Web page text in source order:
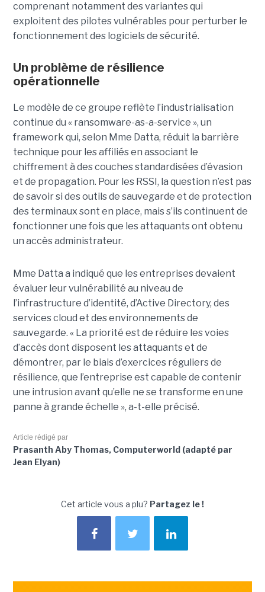
comprenant notamment des variantes qui
exploitent des pilotes vulnérables pour perturber le
fonctionnement des logiciels de sécurité.
Un problème de résilience
opérationnelle
Le modèle de ce groupe reflète l’industrialisation
continue du « ransomware-as-a-service », un
framework qui, selon Mme Datta, réduit la barrière
technique pour les affiliés en associant le
chiffrement à des couches standardisées d’évasion
et de propagation. Pour les RSSI, la question n’est pas
de savoir si des outils de sauvegarde et de protection
des terminaux sont en place, mais s’ils continuent de
fonctionner une fois que les attaquants ont obtenu
un accès administrateur.
Mme Datta a indiqué que les entreprises devaient
évaluer leur vulnérabilité au niveau de
l’infrastructure d’identité, d’Active Directory, des
services cloud et des environnements de
sauvegarde. « La priorité est de réduire les voies
d’accès dont disposent les attaquants et de
démontrer, par le biais d’exercices réguliers de
résilience, que l’entreprise est capable de contenir
une intrusion avant qu’elle ne se transforme en une
panne à grande échelle », a-t-elle précisé.
Article rédigé par
Prasanth Aby Thomas, Computerworld (adapté par
Jean Elyan)
Cet article vous a plu? Partagez le !